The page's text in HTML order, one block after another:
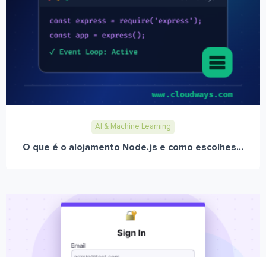
AI & Machine Learning
O que é o alojamento Node.js e como escolhes...